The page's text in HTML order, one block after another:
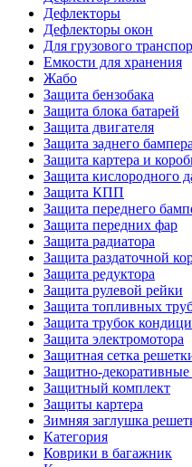
Дефлекторы
Дефлекторы окон
Для грузового
Емкости для хранения
Жабо
Защита бензобака
Защита блока батарей
Защита двигателя
Защита заднего бампера
Защита картера и
Защита кислородного
Защита КПП
Защита переднего
Защита передних фар
Защита радиатора
Защита раздаточной
Защита редуктора
Защита рулевой рейки
Защита топливных
Защита трубок
Защита электромотора
Защитная сетка
Защитно-декоративные
Защитный комплект
Защиты картера
Зимняя заглушка
Категория
Коврики в багажник